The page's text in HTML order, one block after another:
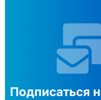
Подписаться